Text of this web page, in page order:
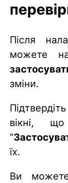
Після
можете
зміни.
вікні,
“
їх.
Ви